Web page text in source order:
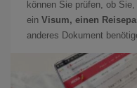
können Sie prüfen, ob
ein Visum, einen
anderes Dokument